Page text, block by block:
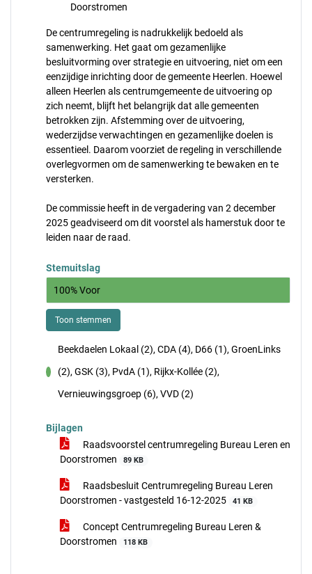
Doorstromen
De centrumregeling is nadrukkelijk bedoeld als
samenwerking. Het gaat om gezamenlijke
besluitvorming over strategie en uitvoering, niet om een
eenzijdige inrichting door de gemeente Heerlen. Hoewel
alleen Heerlen als centrumgemeente de uitvoering op
zich neemt, blijft het belangrijk dat alle gemeenten
betrokken zijn. Afstemming over de uitvoering,
wederzijdse verwachtingen en gezamenlijke doelen is
essentieel. Daarom voorziet de regeling in verschillende
overlegvormen om de samenwerking te bewaken en te
versterken.
De commissie heeft in de vergadering van 2 december
2025 geadviseerd om dit voorstel als hamerstuk door te
leiden naar de raad.
Stemuitslag
100% Voor
Toon stemmen
Beekdaelen Lokaal (2), CDA (4), D66 (1), GroenLinks
(2), GSK (3), PvdA (1), Rijkx-Kollée (2),
Vernieuwingsgroep (6), VVD (2)
Bijlagen
Raadsvoorstel centrumregeling Bureau Leren en
Doorstromen
89 KB
Raadsbesluit Centrumregeling Bureau Leren
Doorstromen - vastgesteld 16-12-2025
41 KB
Concept Centrumregeling Bureau Leren &
Doorstromen
118 KB